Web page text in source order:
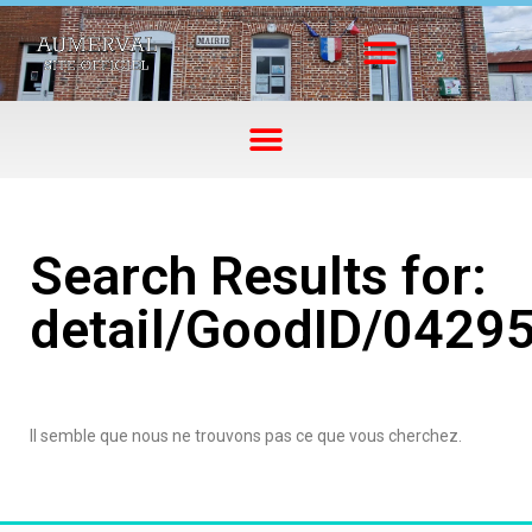
Search Results for:
detail/GoodID/
Il semble que nous ne trouvons pas ce que vous cherchez.